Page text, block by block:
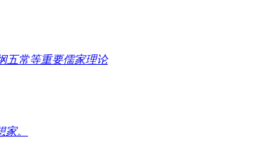
五常等重要儒家理论
。